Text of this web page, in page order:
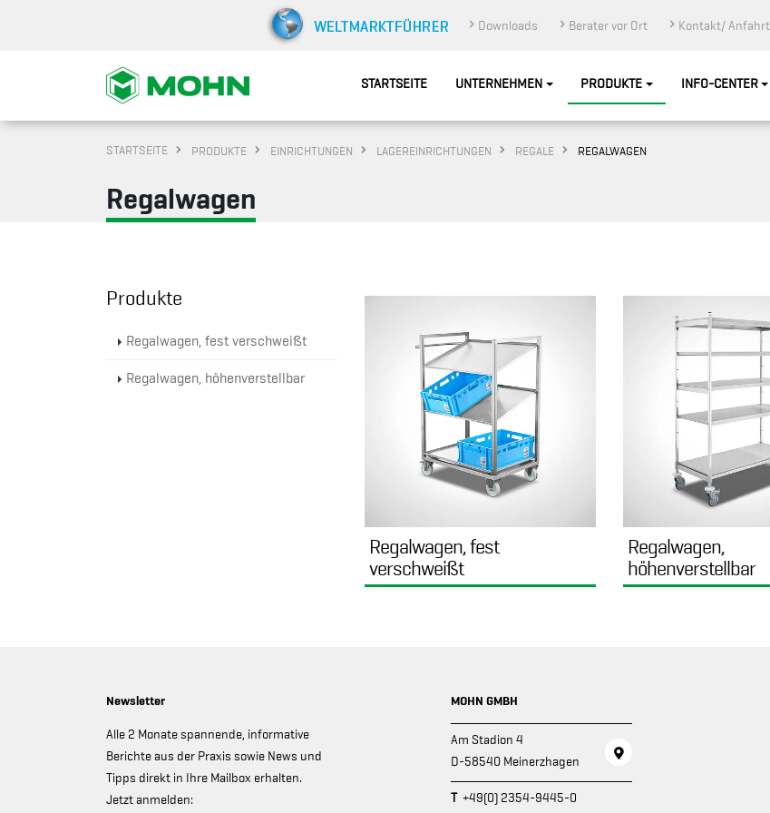
Downloads Berater vor Ort Kontakt/ Anfahrt
STARTSEITE UNTERNEHMEN PRODUKTE INFO-CENTER
STARTSEITE PRODUKTE EINRICHTUNGEN LAGEREINRICHTUNGEN REGALE REGALWAGEN
Regalwagen
Produkte
Regalwagen, fest verschweißt
Regalwagen, höhenverstellbar
Regalwagen, fest
verschweißt
Regalwagen,
höhenverstellbar
Newsletter
Alle 2 Monate spannende, informative
Berichte aus der Praxis sowie News und
Tipps direkt in Ihre Mailbox erhalten.
Jetzt anmelden:
MOHN GMBH
Am Stadion 4
D-58540 Meinerzhagen
T+49(0) 2354-9445-0